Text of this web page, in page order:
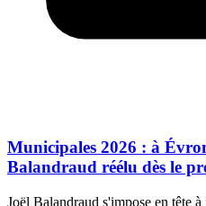
Municipales 2026 : à
Balandraud réélu dès le
Joël Balandraud s'impose en tête